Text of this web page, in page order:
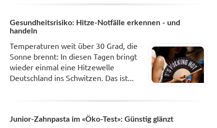
Gesundheitsrisiko: Hitze-Notfälle erkennen - und
handeln
Temperaturen weit über 30 Grad, die
Sonne brennt: In diesen Tagen bringt
wieder einmal eine Hitzewelle
Deutschland ins Schwitzen. Das ist...
Junior-Zahnpasta im «Öko-Test»: Günstig glänzt